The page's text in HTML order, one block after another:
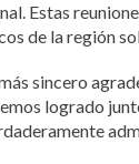
Estas
de la región
sincero
logrado